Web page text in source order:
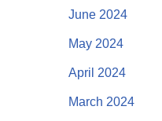
June 2024
May 2024
April 2024
March 2024